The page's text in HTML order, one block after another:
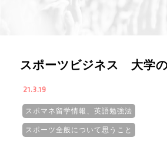
スポーツビジネス 大学
21.3.19
スポマネ留学情報、英語勉強法
スポーツ全般について思うこと